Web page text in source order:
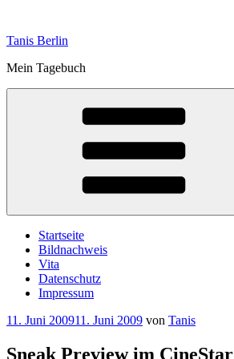
springen
Tanis Berlin
Mein Tagebuch
Startseite
Bildnachweis
Vita
Datenschutz
Impressum
Veröffentlicht
11. Juni 200911. Juni 2009 von Tanis
Sneak Preview im CineStar